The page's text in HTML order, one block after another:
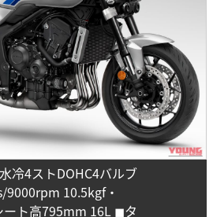
冷4ストDOHC4バルブ
9000rpm 10.5kgf・
ト高795mm 16L ◼︎タ